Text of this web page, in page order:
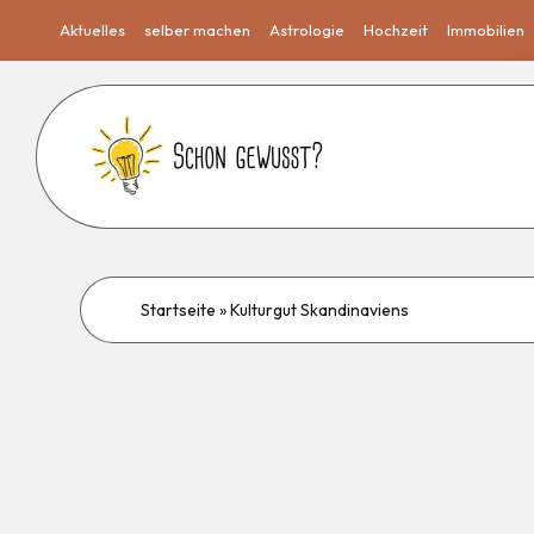
Aktuelles selber machen Astrologie Hochzeit Immobilien
Startseite »Kulturgut Skandinaviens